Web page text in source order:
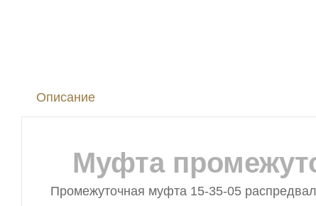
Описание
Муфта
Промежуточная муфта 15-35-05